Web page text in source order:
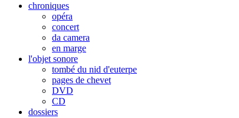
chroniques
opéra
concert
da camera
en marge
l'objet sonore
tombé du nid d'euterpe
pages de chevet
DVD
CD
dossiers